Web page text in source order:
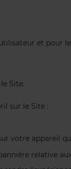
et pour
Site.
sur le Site :
votre appareil
relative